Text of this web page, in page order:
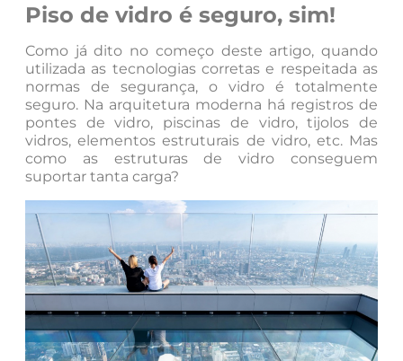
Piso de vidro é seguro, sim!
Como já dito no começo deste artigo, quando
utilizada as tecnologias corretas e respeitada as
normas de segurança, o vidro é totalmente
seguro. Na arquitetura moderna há registros de
pontes de vidro, piscinas de vidro, tijolos de
vidros, elementos estruturais de vidro, etc. Mas
como as estruturas de vidro conseguem
suportar tanta carga?